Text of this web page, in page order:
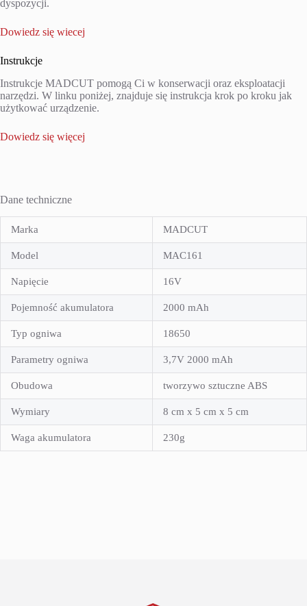
dyspozycji.
Dowiedz się wiecej
Instrukcje
Instrukcje MADCUT pomogą Ci w konserwacji oraz eksploatacji
narzędzi. W linku poniżej, znajduje się instrukcja krok po kroku jak
użytkować urządzenie.
Dowiedz się więcej
Dane techniczne
Marka MADCUT
Model MAC161
Napięcie 16V
Pojemność akumulatora 2000 mAh
Typ ogniwa 18650
Parametry ogniwa 3,7V 2000 mAh
Obudowa tworzywo sztuczne ABS
Wymiary 8 cm x 5 cm x 5 cm
Waga akumulatora 230g